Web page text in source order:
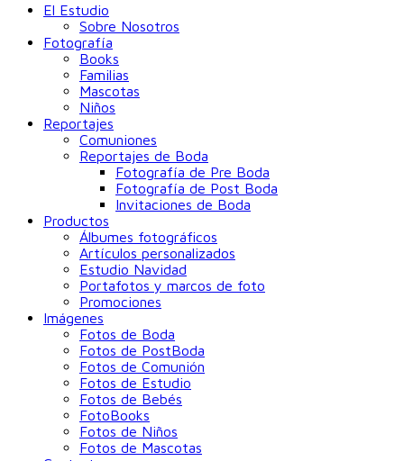
El Estudio
Sobre Nosotros
Fotografía
Books
Familias
Mascotas
Niños
Reportajes
Comuniones
Reportajes de Boda
Fotografía de Pre Boda
Fotografía de Post Boda
Invitaciones de Boda
Productos
Álbumes fotográficos
Artículos personalizados
Estudio Navidad
Portafotos y marcos de foto
Promociones
Imágenes
Fotos de Boda
Fotos de PostBoda
Fotos de Comunión
Fotos de Estudio
Fotos de Bebés
FotoBooks
Fotos de Niños
Fotos de Mascotas